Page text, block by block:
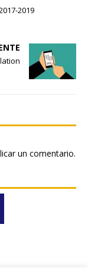
2019
un comentario.